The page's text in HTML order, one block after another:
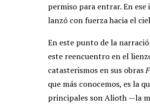
permiso para entrar. En
lanzó con fuerza hacia el
En este punto de la
este reencuentro en el
catasterismos en sus obras
que más conocemos, es la
principales son Alioth —la